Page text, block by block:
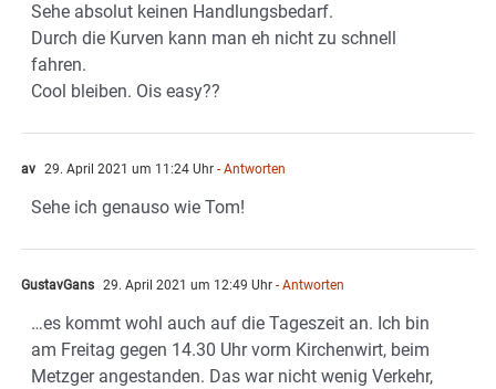
Sehe absolut keinen Handlungsbedarf.
Durch die Kurven kann man eh nicht zu schnell
fahren.
Cool bleiben. Ois easy??
av 29. April 2021 um 11:24 Uhr - Antworten
Sehe ich genauso wie Tom!
GustavGans 29. April 2021 um 12:49 Uhr - Antworten
…es kommt wohl auch auf die Tageszeit an. Ich bin
am Freitag gegen 14.30 Uhr vorm Kirchenwirt, beim
Metzger angestanden. Das war nicht wenig Verkehr,